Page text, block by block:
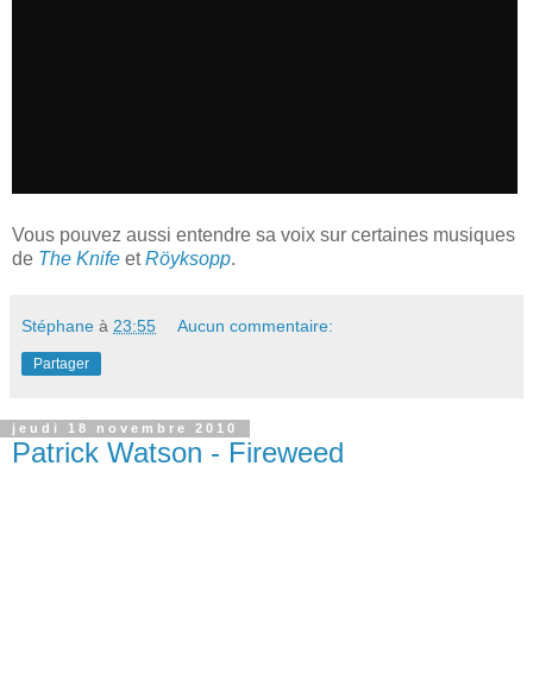
Vous pouvez aussi entendre sa voix sur certaines musiques
de The Knife etRöyksopp.
Stéphane à 23:55 Aucun commentaire:
Partager
jeudi 18 novembre 2010
Patrick Watson - Fireweed